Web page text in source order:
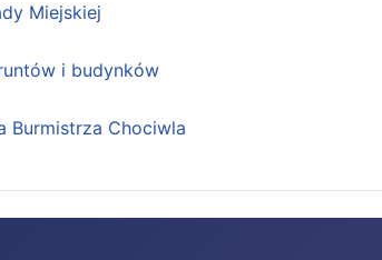
Miejskiej
i budynków
Burmistrza Chociwla